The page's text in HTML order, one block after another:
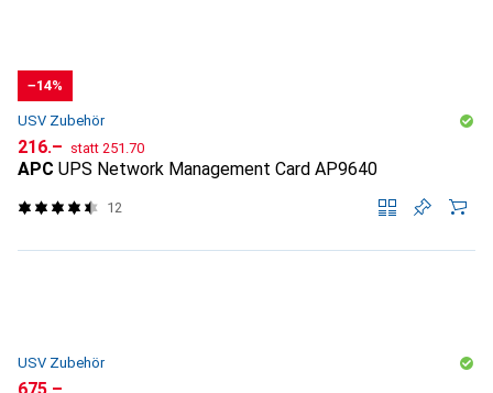
−14%
USV Zubehör
CHF
216.– statt CHF
251.70
APC UPS Network Management Card AP9640
12
USV Zubehör